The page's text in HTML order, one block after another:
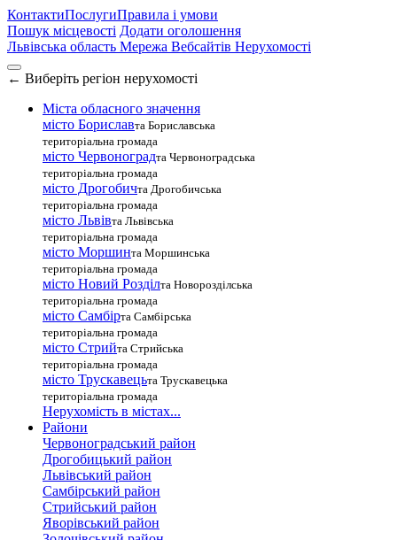
КонтактиПослугиПравила і умови
Пошук місцевості Додати оголошення
Львівська область Мережа Вебсайтів Нерухомості
← Виберіть регіон нерухомості
Міста обласного значення
місто Бориславта Бориславська
територіальна громада
місто Червоноградта Червоноградська
територіальна громада
місто Дрогобичта Дрогобичська
територіальна громада
місто Львівта Львівська
територіальна громада
місто Моршинта Моршинська
територіальна громада
місто Новий Розділта Новорозділська
територіальна громада
місто Самбірта Самбірська
територіальна громада
місто Стрийта Стрийська
територіальна громада
місто Трускавецьта Трускавецька
територіальна громада
Нерухомість в містах...
Райони
Червоноградський район
Дрогобицький район
Львівський район
Самбірський район
Стрийський район
Яворівський район